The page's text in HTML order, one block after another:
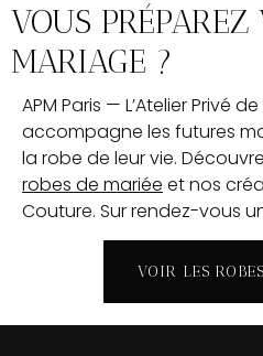
VOUS PRÉPAREZ
MARIAGE ?
APM Paris — L’Atelier Privé
accompagne les futures
la robe de leur vie.
robes de mariée et nos
Couture. Sur rendez-vous
VOIR LES